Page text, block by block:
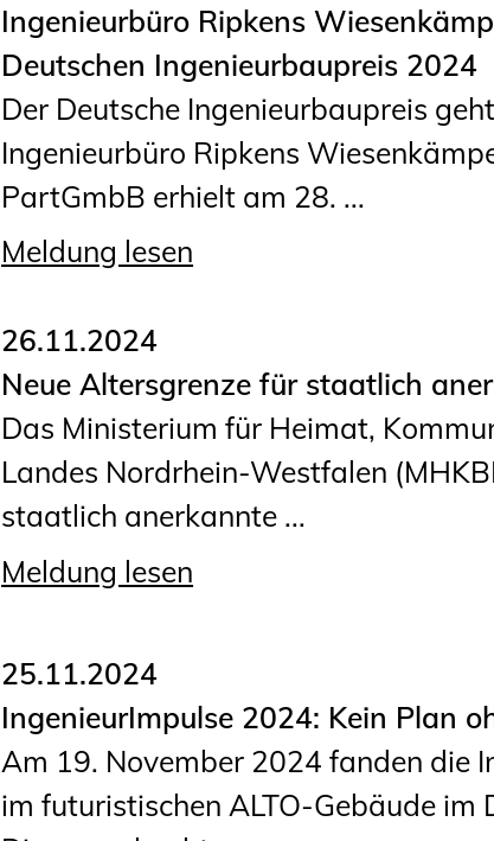
Ingenieurbüro Ripkens
Deutschen Ingenieurbaupreis 2024
Der Deutsche Ingenieurbaupreis
Ingenieurbüro Ripkens
PartGmbB erhielt am 28. ...
Meldung lesen
26.11.2024
Neue Altersgrenze für staatlich
Das Ministerium für Heimat,
Landes Nordrhein-Westfalen
staatlich anerkannte ...
Meldung lesen
25.11.2024
IngenieurImpulse 2024: Kein Plan
Am 19. November 2024 fanden die
im futuristischen ALTO-Gebäude